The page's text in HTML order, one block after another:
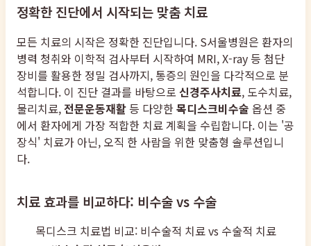
정확한 진단에서 시작되는 맞춤 치료
모든 치료의 시작은 정확한 진단입니다. S서울병원은 환자의
병력 청취와 이학적 검사부터 시작하여 MRI, X-ray 등 첨단
장비를 활용한 정밀 검사까지, 통증의 원인을 다각적으로 분
석합니다. 이 진단 결과를 바탕으로 신경주사치료, 도수치료,
물리치료, 전문운동재활 등 다양한목디스크비수술 옵션 중
에서 환자에게 가장 적합한 치료 계획을 수립합니다. 이는 '공
장식' 치료가 아닌, 오직 한 사람을 위한 맞춤형 솔루션입니
다.
치료 효과를 비교하다: 비수술 vs 수술
목디스크 치료법 비교: 비수술적 치료 vs 수술적 치료